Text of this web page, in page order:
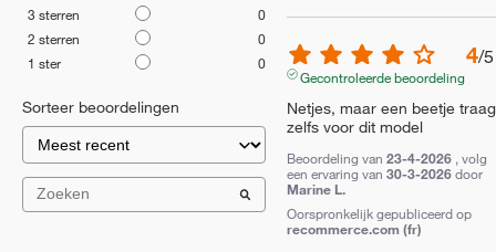
3 sterren
0
2 sterren
0
1 ster 0
Sorteer beoordelingen
4/5
Gecontroleerde beoordeling
Netjes, maar een beetje
zelfs voor dit model
Beoordeling van 23-4-2026 , volg
een ervaring van 30-3-2026 door
Marine L.
Oorspronkelijk gepubliceerd op
recommerce.com (fr)